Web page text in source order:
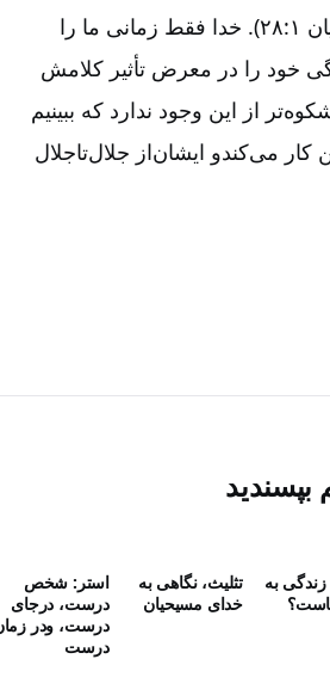
(یوحنا ۱۷:‏۱۷ وکولسیان ۱:‏۲۸). خدا فقط زمانی ما را
خود را در معرض تأثیر کلامش
از این وجود ندارد که ببینیم
کار می‌کندو ایشان‌از جلال‌تاجلال
بپسندید
به
تثلیث، نگاهی به
خدای مسیحیان
استر: شخص
درست، درجای
درست، ودر
درست